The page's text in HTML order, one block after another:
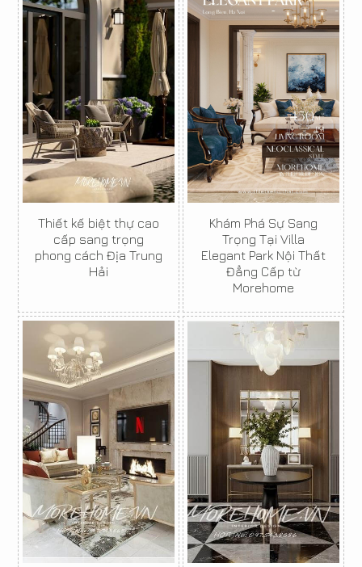
Thiết kế biệt thự cao
cấp sang trọng
phong cách Địa Trung
Hải
Khám Phá Sự Sang
Trọng Tại Villa
Elegant Park Nội Thất
Đẳng Cấp từ
Morehome